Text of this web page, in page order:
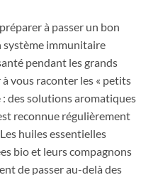
à passer un bon
système immunitaire
pendant les grands
vous raconter les « petits
: des solutions aromatiques
reconnue régulièrement
huiles essentielles
bio et leurs compagnons
de passer au-delà des